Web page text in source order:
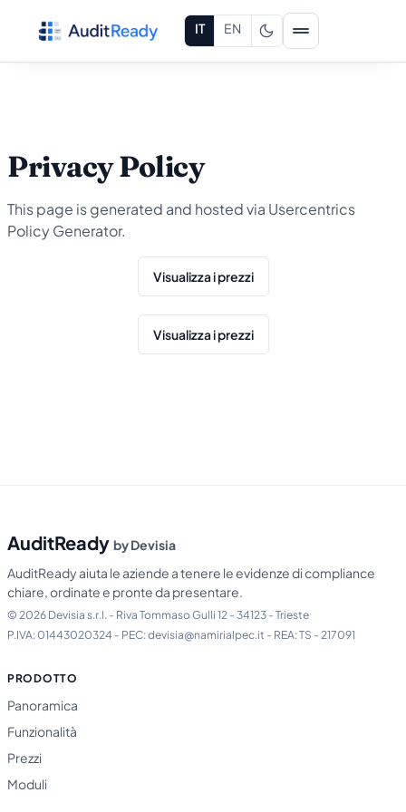
IT EN
Privacy Policy
This page is generated and hosted via Usercentrics
Policy Generator.
Visualizza i prezzi
Visualizza i prezzi
AuditReady by Devisia
AuditReady aiuta le aziende a tenere le evidenze di compliance
chiare, ordinate e pronte da presentare.
© 2026 Devisia s.r.l. - Riva Tommaso Gulli 12 - 34123 - Trieste
P.IVA: 01443020324 - PEC: devisia@namirialpec.it - REA: TS - 217091
PRODOTTO
Panoramica
Funzionalità
Prezzi
Moduli